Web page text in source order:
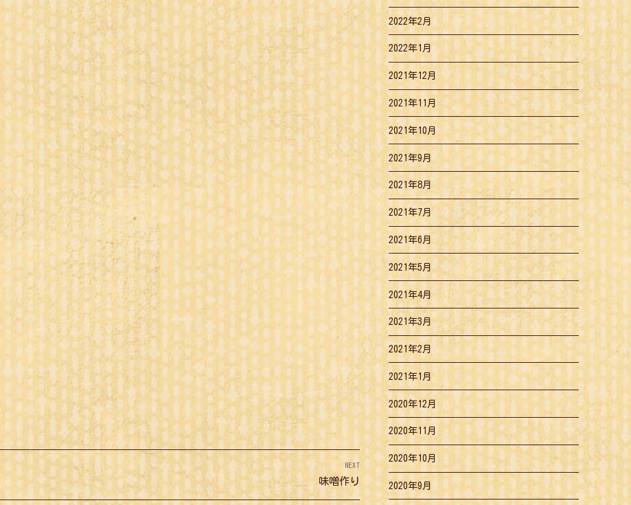
NEXT
Next
味噌作り
2022年2月
2022年1月
2021年12月
2021年11月
2021年10月
2021年9月
2021年8月
2021年7月
2021年6月
2021年5月
2021年4月
2021年3月
2021年2月
2021年1月
2020年12月
2020年11月
2020年10月
2020年9月